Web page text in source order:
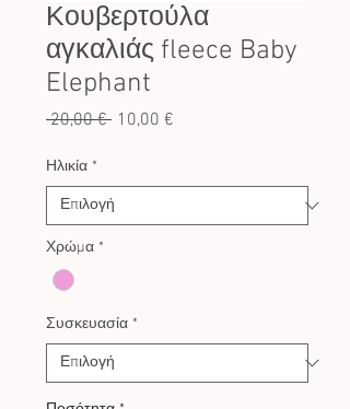
Κουβερτούλα
αγκαλιάς fleece Baby
Elephant
20,00 € Κανονική
10,00 €
Ηλικία *
Χρώμα *
Συσκευασία *